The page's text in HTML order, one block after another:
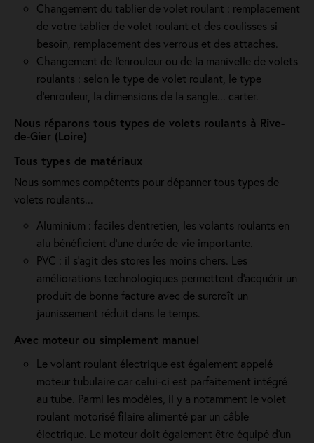
Changement du tablier de volet roulant : remplacement
de votre tablier de volet roulant et des coulisses si
besoin, remplacement des verrous et des attaches.
Changement de l'enrouleur ou de la manivelle de volets
roulants : selon le type de volet roulant, le type
d’enrouleur, la dimensions de la sangle... carter.
Nous réparons tous types de volets roulants à Rive-
de-Gier (Loire)
Tous types de matériaux
Nous sommes compétents pour dépanner tous types de
volets roulants...
Aluminium : faciles d'entretien, les volants roulants en
alu bénéficient d'une durée de vie importante.
PVC : il s'agit des stores les moins chers. Les
améliorations technologiques permettent d'acquérir un
produit de bonne facture avec de surcroît un
jaunissement réduit dans le temps.
Avec moteur ou simplement manuel
Le volant roulant électrique est également appelé
moteur tubulaire car celui-ci est parfaitement intégré
au tube. Parmi les modèles, il y a notamment le volet
roulant motorisé filaire alimenté par un câble
électrique. Le moteur doit également être équipé d'un